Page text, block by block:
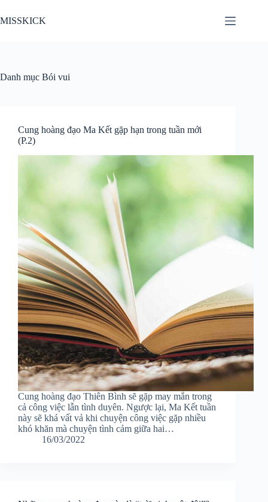
đến
phần
MISSKICK
Danh mục Bói vui
Cung hoàng đạo Ma Kết gặp hạn trong tuần mới
(P.2)
Cung hoàng đạo Thiên Bình sẽ gặp may mắn trong
cả công việc lẫn tình duyên. Ngược lại, Ma Kết tuần
này sẽ khá vất vả khi chuyện công việc gặp nhiều
khó khăn mà chuyện tình cảm giữa hai…
16/03/2022